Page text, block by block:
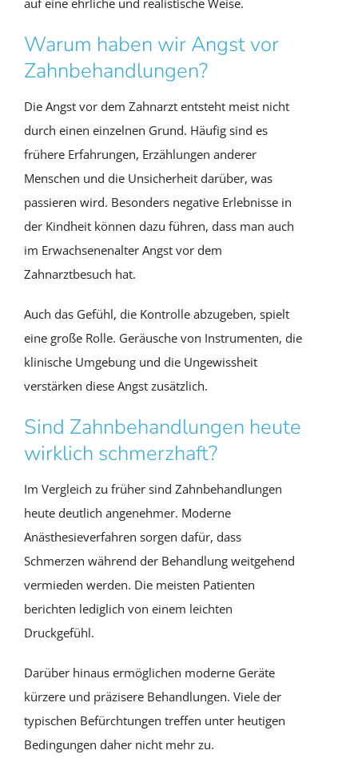
auf eine ehrliche und realistische Weise.
Warum haben wir Angst vor
Zahnbehandlungen?
Die Angst vor dem Zahnarzt entsteht meist nicht
durch einen einzelnen Grund. Häufig sind es
frühere Erfahrungen, Erzählungen anderer
Menschen und die Unsicherheit darüber, was
passieren wird. Besonders negative Erlebnisse in
der Kindheit können dazu führen, dass man auch
im Erwachsenenalter Angst vor dem
Zahnarztbesuch hat.
Auch das Gefühl, die Kontrolle abzugeben, spielt
eine große Rolle. Geräusche von Instrumenten, die
klinische Umgebung und die Ungewissheit
verstärken diese Angst zusätzlich.
Sind Zahnbehandlungen heute
wirklich schmerzhaft?
Im Vergleich zu früher sind Zahnbehandlungen
heute deutlich angenehmer. Moderne
Anästhesieverfahren sorgen dafür, dass
Schmerzen während der Behandlung weitgehend
vermieden werden. Die meisten Patienten
berichten lediglich von einem leichten
Druckgefühl.
Darüber hinaus ermöglichen moderne Geräte
kürzere und präzisere Behandlungen. Viele der
typischen Befürchtungen treffen unter heutigen
Bedingungen daher nicht mehr zu.